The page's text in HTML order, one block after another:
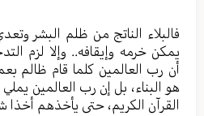
فالبلاء الناتج من ظلم البشر
يمكن خرمه وإيقافه.. وإلا لزم
أن رب العالمين كلما قام ظالم
هو البناء، بل إن رب العالمين يملي
القرآن الكريم، حتى يأخذهم أخذا